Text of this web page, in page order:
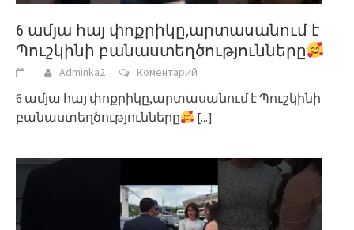
6 ամյա հայ փոքրիկը,արտասանում է
Պուշկինի բանաստեղծությունները
Adminka2 Коментарий
6 ամյա հայ փոքրիկը,արտասանում է Պուշկինի
բանաստեղծությունները
[...]